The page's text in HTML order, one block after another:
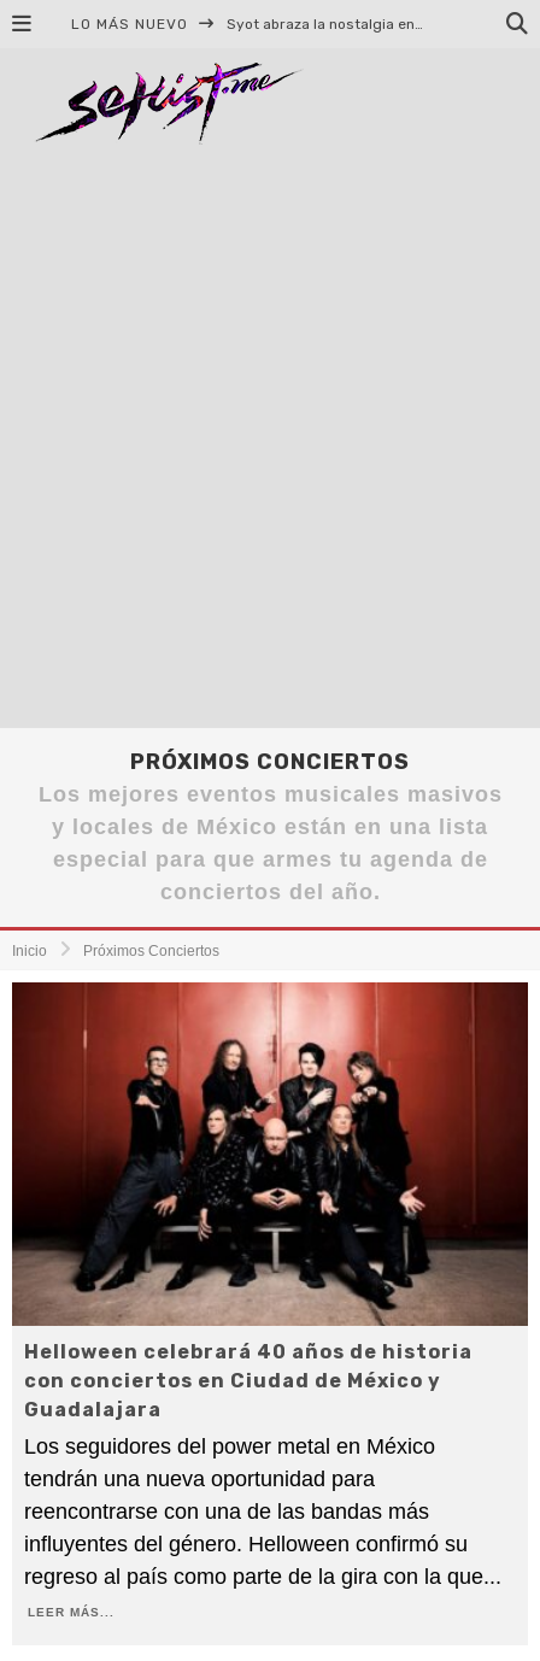
LO MÁS NUEVO
PRÓXIMOS CONCIERTOS
Los mejores eventos musicales masivos
y locales de México están en una lista
especial para que armes tu agenda de
conciertos del año.
Inicio Próximos Conciertos
Helloween celebrará 40 años de historia
con conciertos en Ciudad de México y
Guadalajara
Los seguidores del power metal en México
tendrán una nueva oportunidad para
reencontrarse con una de las bandas más
influyentes del género. Helloween confirmó su
regreso al país como parte de la gira con la que...
LEER MÁS...